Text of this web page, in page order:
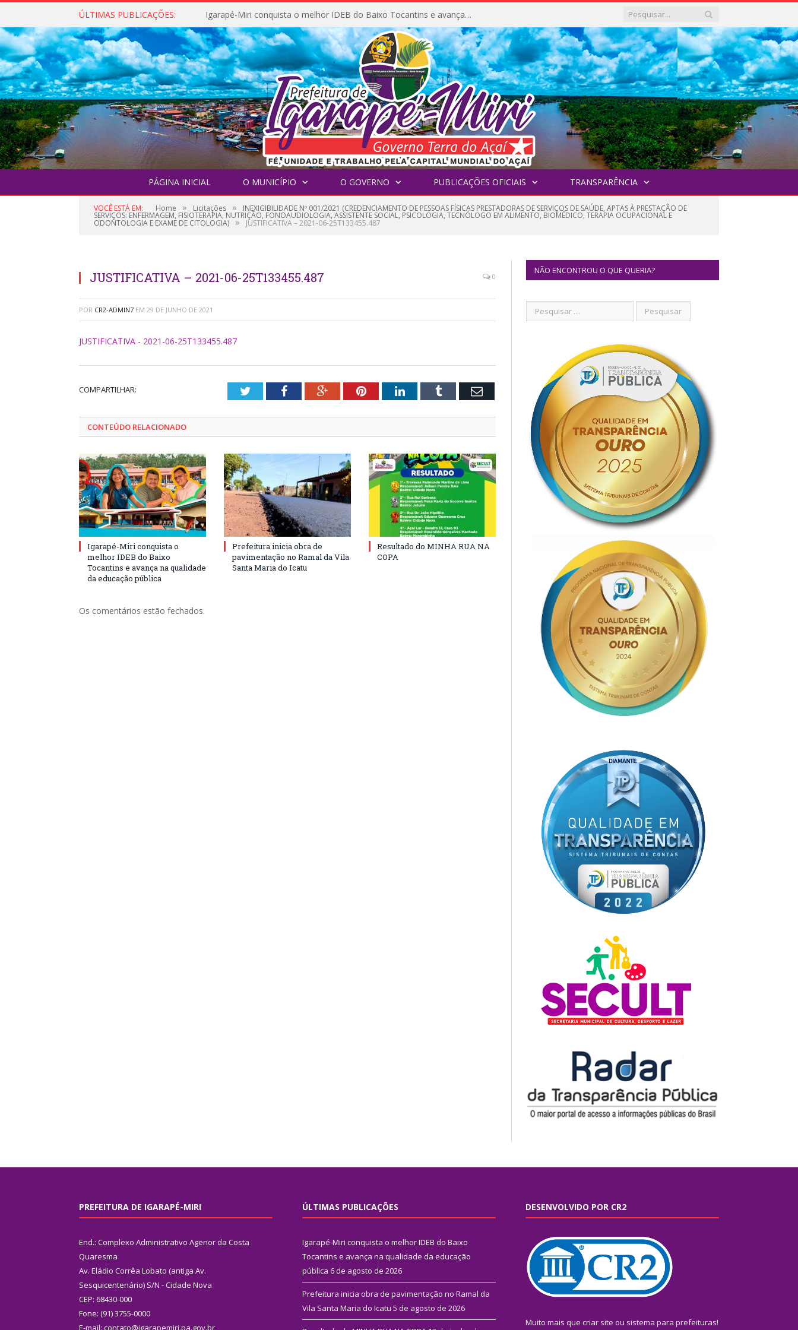
ÚLTIMAS PUBLICAÇÕES: Igarapé-Miri conquista o melhor IDEB do Baixo Tocantins e avança na qualidade da educação pública
PÁGINA INICIAL O MUNICÍPIO O GOVERNO PUBLICAÇÕES OFICIAIS TRANSPARÊNCIA
VOCÊ ESTÁ EM: Home » Licitações » INEXIGIBILIDADE Nº 001/2021 (CREDENCIAMENTO DE PESSOAS FÍSICAS PRESTADORAS DE SERVIÇOS DE SAÚDE, APTAS À PRESTAÇÃO DE
SERVIÇOS: ENFERMAGEM, FISIOTERAPIA, NUTRIÇÃO, FONOAUDIOLOGIA, ASSISTENTE SOCIAL, PSICOLOGIA, TECNÓLOGO EM ALIMENTO, BIOMÉDICO, TERAPIA OCUPACIONAL E
ODONTOLOGIA E EXAME DE CITOLOGIA) » JUSTIFICATIVA – 2021-06-25T133455.487
JUSTIFICATIVA – 2021-06-25T133455.487 0
POR CR2-ADMIN7 EM 29 DE JUNHO DE 2021
JUSTIFICATIVA - 2021-06-25T133455.487
COMPARTILHAR: TwitterFacebookGoogle+PinterestLinkedInTumblr Email
CONTEÚDO RELACIONADO
Igarapé-Miri conquista o
melhor IDEB do Baixo
Tocantins e avança na qualidade
da educação pública
Prefeitura inicia obra de
pavimentação no Ramal da Vila
Santa Maria do Icatu
Resultado do MINHA RUA NA
COPA
Os comentários estão fechados.
NÃO ENCONTROU O QUE QUERIA?
PREFEITURA DE IGARAPÉ-MIRI
End.: Complexo Administrativo Agenor da Costa
Quaresma
Av. Eládio Corrêa Lobato (antiga Av.
Sesquicentenário) S/N - Cidade Nova
CEP: 68430-000
Fone: (91) 3755-0000
E-mail: contato@igarapemiri.pa.gov.br
ÚLTIMAS PUBLICAÇÕES
Igarapé-Miri conquista o melhor IDEB do Baixo
Tocantins e avança na qualidade da educação
pública 6 de agosto de 2026
Prefeitura inicia obra de pavimentação no Ramal da
Vila Santa Maria do Icatu 5 de agosto de 2026
DESENVOLVIDO POR CR2
Muito mais que criar site ou sistema para prefeituras!